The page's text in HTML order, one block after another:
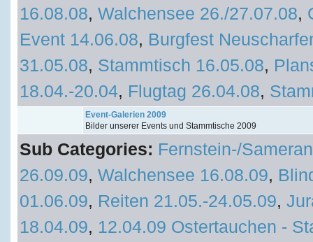
16.08.08, Walchensee 26./27.07.08,
Event 14.06.08, Burgfest
31.05.08, Stammtisch 16.05.08,
18.04.-20.04, Flugtag 26.04.08,
Event-Galerien 2009
Bilder unserer Events und Stammtische 2009
Sub Categories: Fernstein-/
26.09.09, Walchensee 16.08.09,
01.06.09, Reiten 21.05.-24.05.09,
18.04.09, 12.04.09 Ostertauchen -